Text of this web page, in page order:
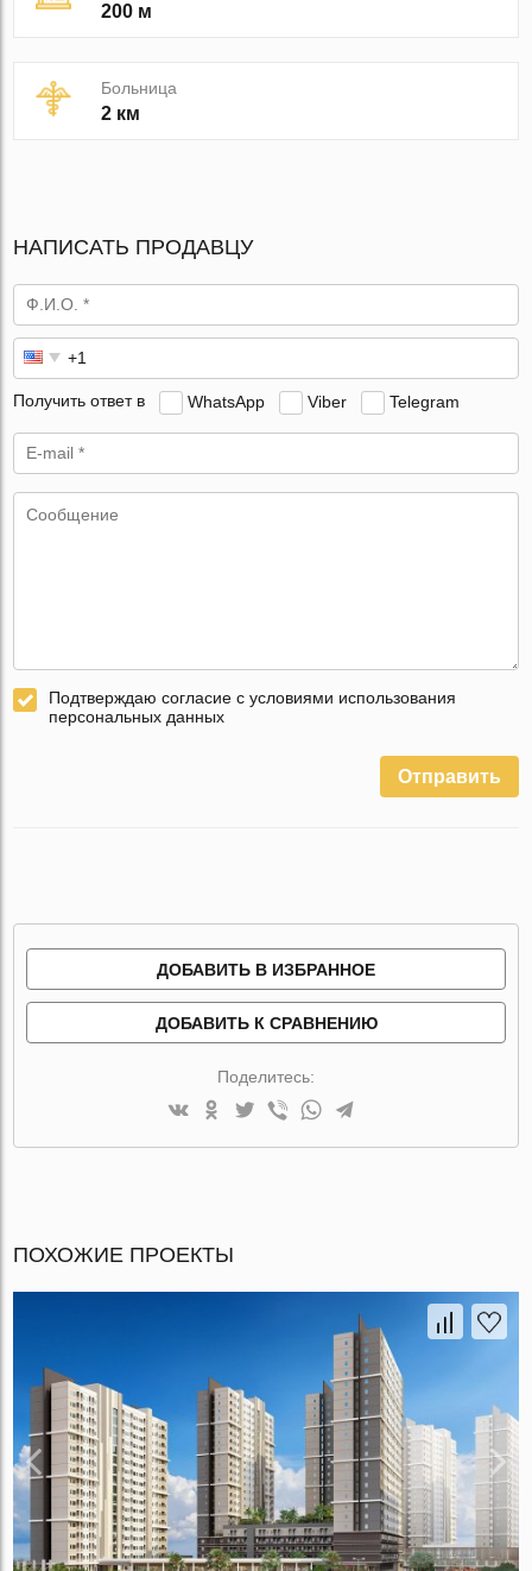
200 м
Больница
2 км
НАПИСАТЬ ПРОДАВЦУ
Получить ответ в WhatsApp Viber Telegram
Подтверждаю согласие с условиями использования
персональных данных
Отправить
ДОБАВИТЬ В ИЗБРАННОЕ
ДОБАВИТЬ К СРАВНЕНИЮ
Поделитесь:
ПОХОЖИЕ ПРОЕКТЫ